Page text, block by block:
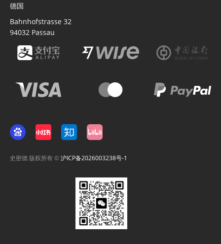
德国
Bahnhofstrasse 32
94032 Passau
史密德 版权所有 ©沪ICP备2026003238号-1